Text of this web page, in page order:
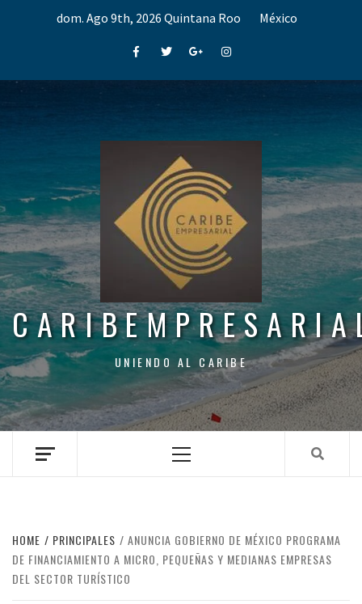
dom. Ago 9th, 2026 Quintana Roo México
FacebookTwitterGoogle+Instagram
UNIENDO AL CARIBE
Menu
HOME PRINCIPALES
ANUNCIA GOBIERNO DE MÉXICO PROGRAMA
DE FINANCIAMIENTO A MICRO, PEQUEÑAS Y MEDIANAS EMPRESAS
DEL SECTOR TURÍSTICO